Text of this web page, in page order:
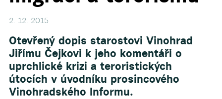
2. 12. 2015
Otevřený dopis starostovi Vinohrad
Jiřímu Čejkovi k jeho komentáři o
uprchlické krizi a teroristických
útocích v úvodníku prosincového
Vinohradského Informu.